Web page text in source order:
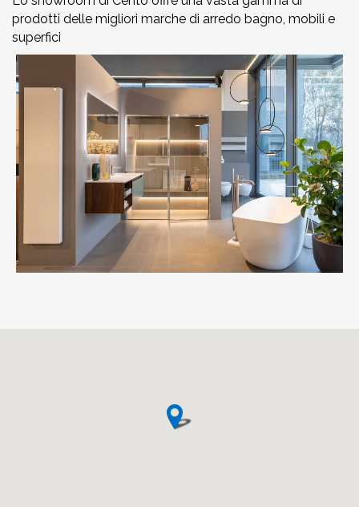
prodotti delle migliori marche di arredo bagno, mobili e
superfici